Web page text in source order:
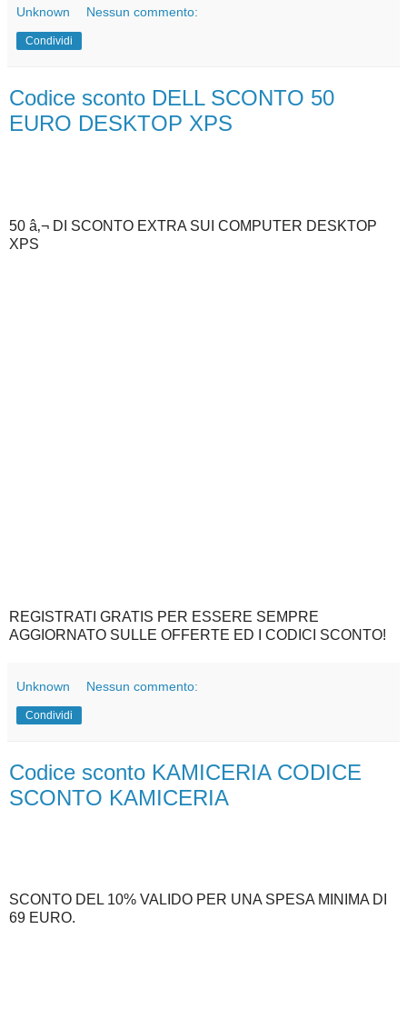
Unknown Nessun commento:
Condividi
Codice sconto DELL SCONTO 50
EURO DESKTOP XPS
50 â‚¬ DI SCONTO EXTRA SUI COMPUTER DESKTOP
XPS
REGISTRATI GRATIS PER ESSERE SEMPRE
AGGIORNATO SULLE OFFERTE ED I CODICI SCONTO!
Unknown Nessun commento:
Condividi
Codice sconto KAMICERIA CODICE
SCONTO KAMICERIA
SCONTO DEL 10% VALIDO PER UNA SPESA MINIMA DI
69 EURO.